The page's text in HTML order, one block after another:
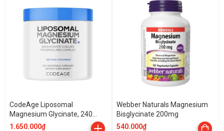
CodeAge Liposomal
Magnesium Glycinate, 240
Capsules
1.650.000₫
Webber Naturals Magnesium
Bisglycinate 200mg
540.000₫